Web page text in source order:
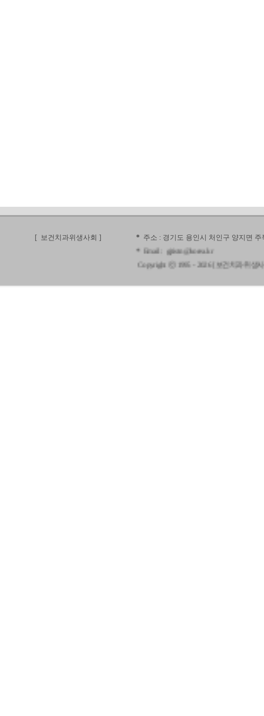
[ 보건치과위생사회 ] * 주소 : 경기도 용인시 처인구 양지면 주
* Email : gjtistn@korea.kr
Copyright ⓒ 1995 - 2026 [
보건치과위생